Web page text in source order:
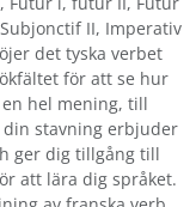
II, Imperativ
det tyska verbet
för att se hur
hel mening, till
din stavning erbjuder
ger dig tillgång till
att lära dig språket.